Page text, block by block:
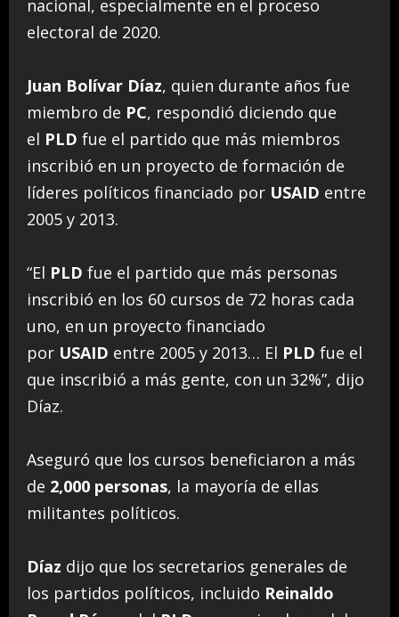
nacional, especialmente en el proceso
electoral de 2020.
Juan Bolívar Díaz, quien durante años fue
miembro de PC, respondió diciendo que
el PLD fue el partido que más miembros
inscribió en un proyecto de formación de
líderes políticos financiado por USAID entre
2005 y 2013.
“El PLD fue el partido que más personas
inscribió en los 60 cursos de 72 horas cada
uno, en un proyecto financiado
por USAID entre 2005 y 2013… El PLD fue el
que inscribió a más gente, con un 32%”, dijo
Díaz.
Aseguró que los cursos beneficiaron a más
de 2,000 personas, la mayoría de ellas
militantes políticos.
Díaz dijo que los secretarios generales de
los partidos políticos, incluido Reinaldo